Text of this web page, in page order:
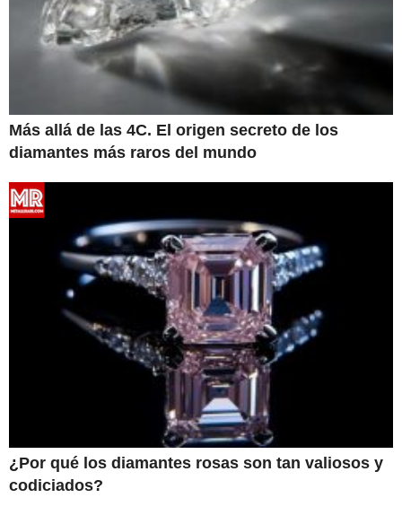
Más allá de las 4C. El origen secreto de los
diamantes más raros del mundo
¿Por qué los diamantes rosas son tan valiosos y
codiciados?